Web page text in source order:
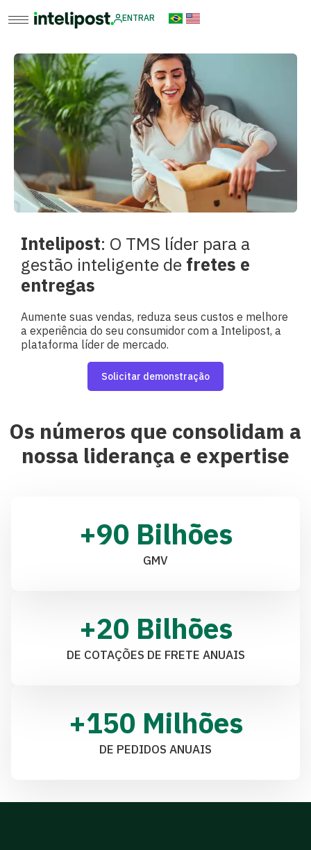
ENTRAR
Intelipost: O TMS líder para a
gestão inteligente de fretes e
entregas
Aumente suas vendas, reduza seus custos e melhore
a experiência do seu consumidor com a Intelipost, a
plataforma líder de mercado.
Solicitar demonstração
Os números que consolidam a
nossa liderança e expertise
GMV
+90 Bilhões
DE COTAÇÕES DE FRETE ANUAIS
+20 Bilhões
DE PEDIDOS ANUAIS
+150 Milhões